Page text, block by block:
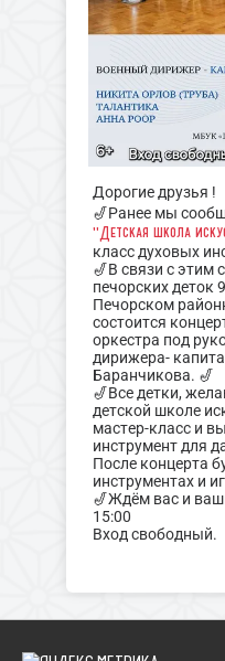
Дорогие друзья !
🎷Ранее мы
"Детская школа
класс духовых
🎷В связи с этим
печорских деток
Печорском
состоится
оркестра под
дирижера-
Баранчикова. 🎷
🎷Все детки,
детской школе
мастер-класс и
инструмент для
После концерта
инструментах и
🎷Ждём вас и
15:00
Вход свободный.